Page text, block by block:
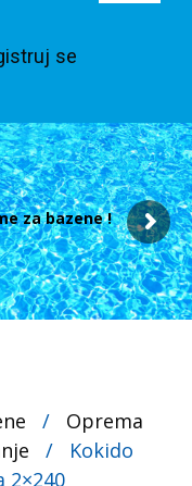
se
za bazene !
/
Oprema
/
Kokido
2×240